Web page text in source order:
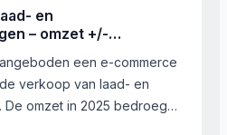
en
– omzet +/-
een e-commerce
verkoop van laad- en
De omzet in 2025 bedroeg